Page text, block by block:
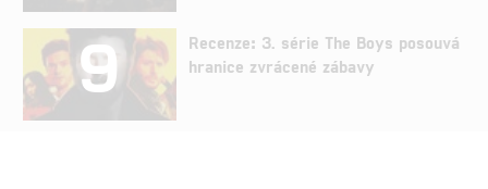
9
Recenze: 3. série The Boys posouvá
hranice zvrácené zábavy